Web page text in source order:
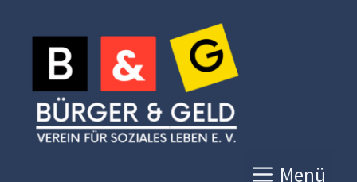
Inhalt
springen
Menü